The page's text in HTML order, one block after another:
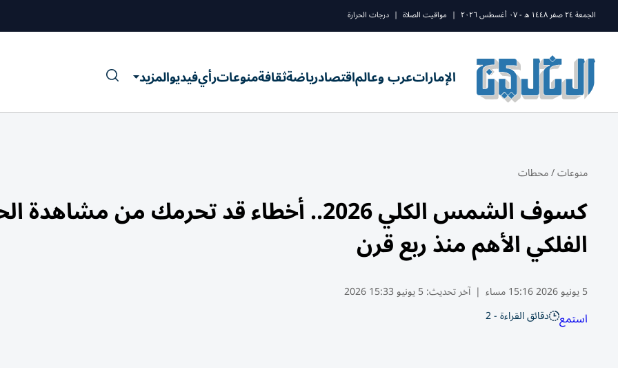
الجمعة ٢٤ صفر ١٤٤٨ ه - ٠٧ أغسطس ٢٠٢٦ | مواقيت الصلاة | درجات الحرارة
الإماراتعرب وعالماقتصادرياضةثقافةمنوعاترأيفيديوالمزيد
منوعات/محطات
كسوف الشمس الكلي 2026.. أخطاء قد تحرمك من
الفلكي الأهم منذ ربع قرن
5 يونيو 2026 15:16 مساء | آخر تحديث:5 يونيو 15:33 2026
استمع دقائق القراءة - 2